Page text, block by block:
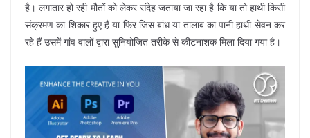
है। लगातार हो रही मौतों को लेकर संदेह जताया जा रहा है कि या तो हाथी किसी
संक्रमण का शिकार हुए हैं या फिर जिस बांध या तालाब का पानी हाथी सेवन कर
रहे हैं उसमें गांव वालों द्वारा सुनियोजित तरीके से कीटनाशक मिला दिया गया है।